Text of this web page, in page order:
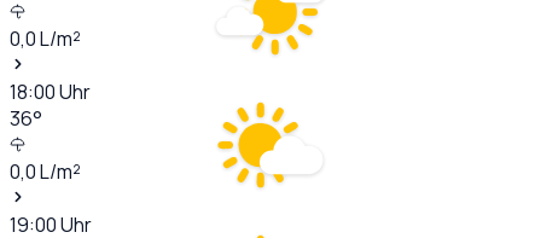
0,0L/m²
18:00Uhr
36°
0,0L/m²
19:00Uhr